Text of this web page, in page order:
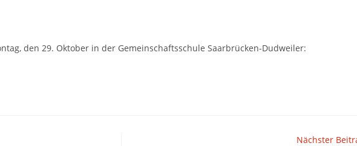
den 29. Oktober in der Gemeinschaftsschule Saarbrücken-Dudweiler:
Nächster